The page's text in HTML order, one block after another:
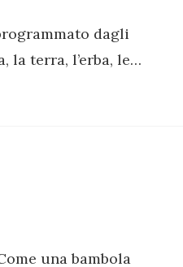
dagli
la terra, l’erba, le…
una bambola